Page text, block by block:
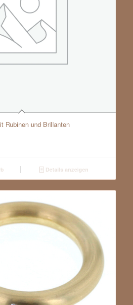
Rubinen und Brillanten
Details anzeigen